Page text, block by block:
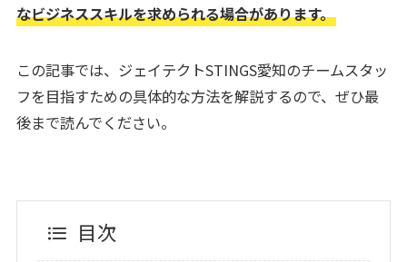
なビジネススキルを求められる場合があります。
この記事では、ジェイテクトSTINGS愛知のチームスタッ
フを目指すための具体的な方法を解説するので、ぜひ最
後まで読んでください。
目次